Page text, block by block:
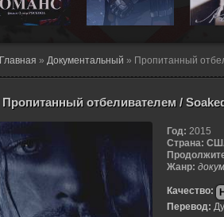
Главная » Документальный » Пропитанный
Пропитанный отбеливателем /
Год: 2015
Страна:
Жанр:
Качество:
Перевод: